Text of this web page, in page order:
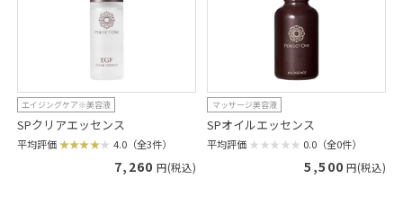
エイジングケア※美容液
SPクリアエッセンス
平均評価 4.0（全3件）
7,260 円(税込)
マッサージ美容液
SPオイルエッセンス
平均評価 0.0（全0件）
5,500 円(税込)